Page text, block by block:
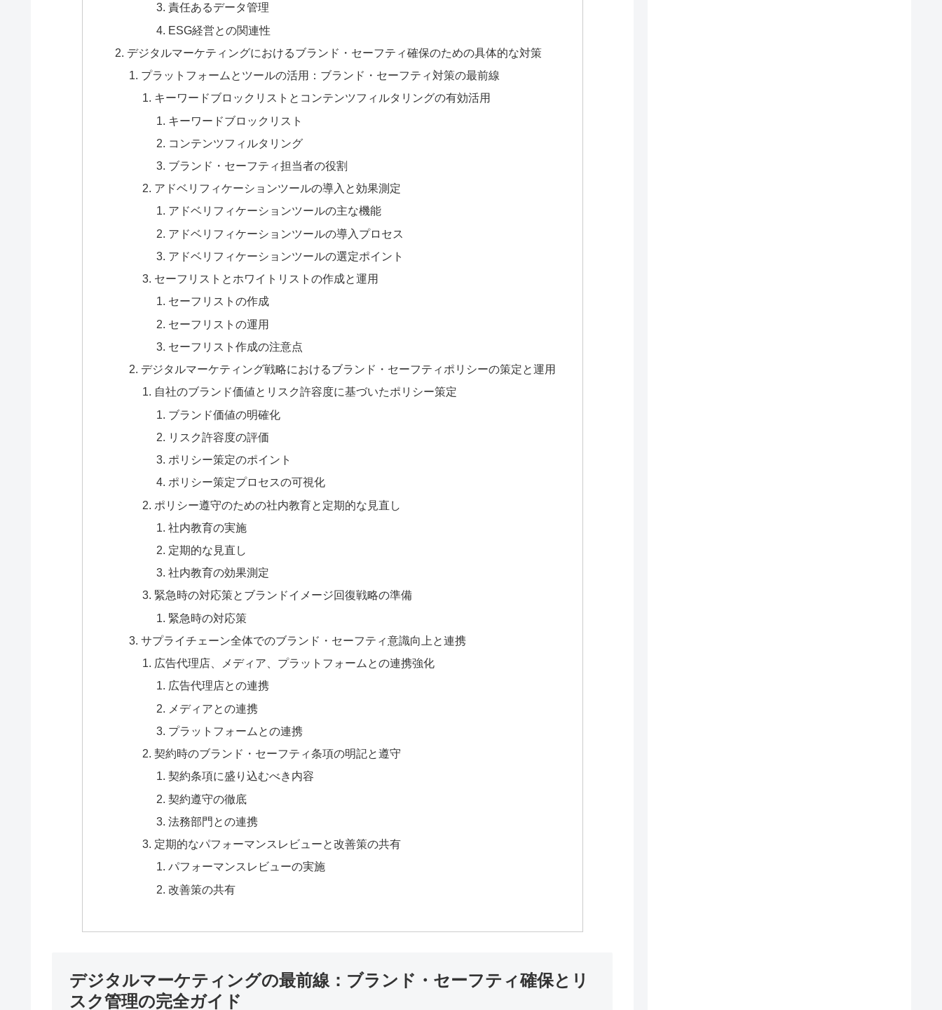
責任あるデータ管理
ESG経営との関連性
デジタルマーケティングにおけるブランド・セーフティ確保のための具体的な対策
プラットフォームとツールの活用：ブランド・セーフティ対策の最前線
キーワードブロックリストとコンテンツフィルタリングの有効活用
キーワードブロックリスト
コンテンツフィルタリング
ブランド・セーフティ担当者の役割
アドベリフィケーションツールの導入と効果測定
アドベリフィケーションツールの主な機能
アドベリフィケーションツールの導入プロセス
アドベリフィケーションツールの選定ポイント
セーフリストとホワイトリストの作成と運用
セーフリストの作成
セーフリストの運用
セーフリスト作成の注意点
デジタルマーケティング戦略におけるブランド・セーフティポリシーの策定と運用
自社のブランド価値とリスク許容度に基づいたポリシー策定
ブランド価値の明確化
リスク許容度の評価
ポリシー策定のポイント
ポリシー策定プロセスの可視化
ポリシー遵守のための社内教育と定期的な見直し
社内教育の実施
定期的な見直し
社内教育の効果測定
緊急時の対応策とブランドイメージ回復戦略の準備
緊急時の対応策
サプライチェーン全体でのブランド・セーフティ意識向上と連携
広告代理店、メディア、プラットフォームとの連携強化
広告代理店との連携
メディアとの連携
プラットフォームとの連携
契約時のブランド・セーフティ条項の明記と遵守
契約条項に盛り込むべき内容
契約遵守の徹底
法務部門との連携
定期的なパフォーマンスレビューと改善策の共有
パフォーマンスレビューの実施
改善策の共有
デジタルマーケティングの最前線：ブランド・セーフティ確保とリ
スク管理の完全ガイド